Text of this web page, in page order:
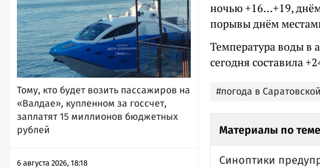
Тому, кто будет возить пассажиров на
«Валдае», купленном за госсчет,
заплатят 15 миллионов бюджетных
рублей
6 августа 2026, 18:18
ночью +16…+19,
порывы днём
Температура воды в
сегодня составила
#погода в
Материалы по теме
Синоптики